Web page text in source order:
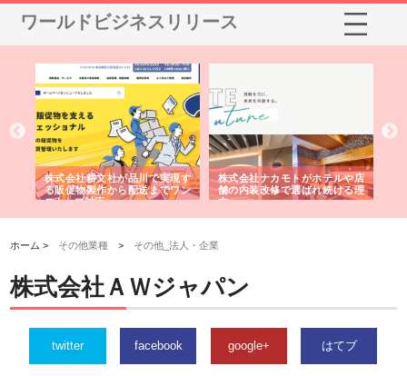
ワールドビジネスリリース
株式会社耕文社が品川で実現す
る販促物製作から配送までワン
ストップ対応
株式会社ナカモトがホテルや店
舗の内装改修で選ばれ続ける理
由
ホーム > その他業種 > その他_法人・企業
株式会社ＡＷジャパン
twitter facebook google+ はてブ